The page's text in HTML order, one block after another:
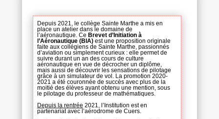
Depuis 2021, le collège Sainte Marthe a mis en
place un atelier dans le domaine de
l’aéronautique. Ce Brevet d’Initiation à
l’Aéronautique (BIA)est une proposition originale
faite aux collégiens de Sainte Marthe, passionnés
d’aviation ou simplement curieux : elle permet de
suivre durant un an des cours de culture
aéronautique en vue de décrocher un diplôme,
mais aussi de découvrir les sensations de pilotage
grâce à un simulateur de vol. La promotion 2020-
2021 a été couronnée de succès avec plus de la
moitié des élèves ayant obtenu une mention, sous
le pilotage du professeur de mathématiques.
Depuis la rentrée 2021, l’Institution est en
partenariat avec l’aérodrome de Cuers.